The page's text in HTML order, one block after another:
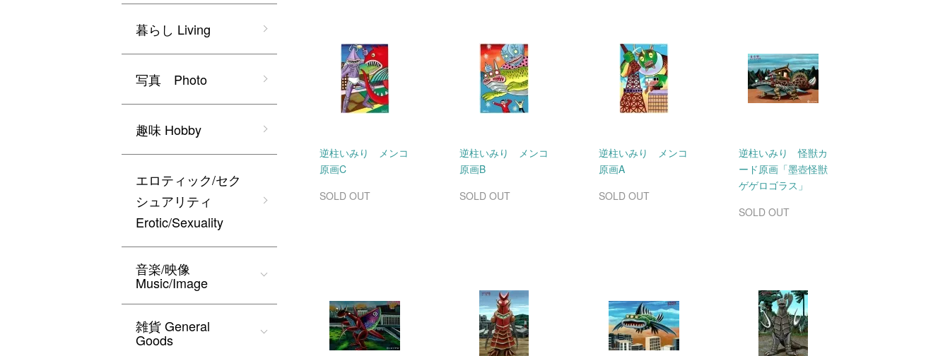
逆柱いみり メンコ
原画C
SOLD OUT
逆柱いみり メンコ
原画B
SOLD OUT
逆柱いみり メンコ
原画A
SOLD OUT
逆柱いみり 怪獣カ
ード原画「墨壺怪獣
ゲゲロゴラス」
SOLD OUT
暮らし Living
写真 Photo
趣味 Hobby
エロティック/セク
シュアリティ
Erotic/Sexuality
音楽/映像
Music/Image
雑貨 General
Goods